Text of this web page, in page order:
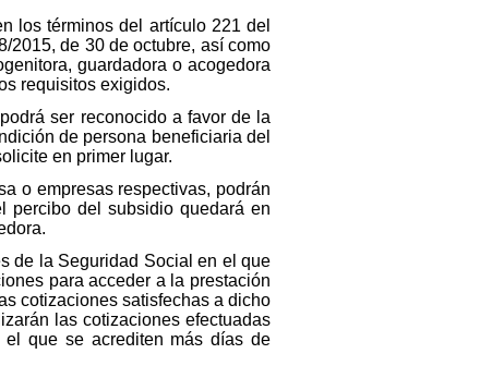
los términos del artículo 221 del
2015, de 30 de octubre, así como
guardadora o acogedora
requisitos exigidos.
ser reconocido a favor de la
de persona beneficiaria del
en primer lugar.
o empresas respectivas, podrán
percibo del subsidio quedará en
de la Seguridad Social en el que
para acceder a la prestación
cotizaciones satisfechas a dicho
las cotizaciones efectuadas
que se acrediten más días de